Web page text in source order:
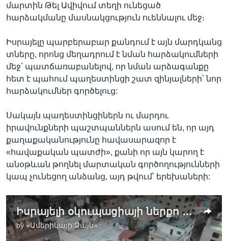
մարտին Թել Ավիվում տեղի ունեցած
հարձակմանը մասնակցություն ուեննալու մեջ։
Իսրայելը պարբերաբար քանդում է այն մարդկանց
տները, որոնց մեղադրում է նման հարձակումների
մեջ՝ պատճառաբանելով, որ նման արձագանքը
հետ է պահում պաղեստինցի շատ զինյալների՝ նոր
հարձակումներ գործելուց:
Սակայն պաղեստինցիներն ու մարդու
իրավունքների պաշտպաններն ասում են, որ այդ
քաղաքականությունը հավասարազոր է
«հավաքական պատժի», քանի որ այն կարող է
անօթևան թողնել մարտական գործողությունների
կապ չունեցող անձանց, այդ թվում՝ երեխաների:
Իսրայելի օկուպացիայի ներքո գտնվող տարածքներում բախումները շարունակվում են
by «Ամերիկայի Ձայն»